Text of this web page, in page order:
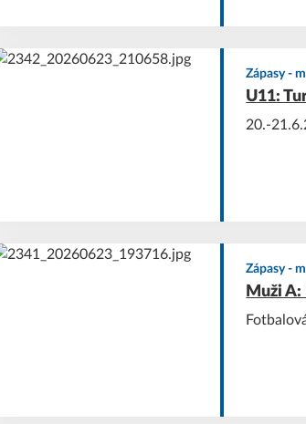
Zápasy -
U11:
20.-
Zápasy -
Muži